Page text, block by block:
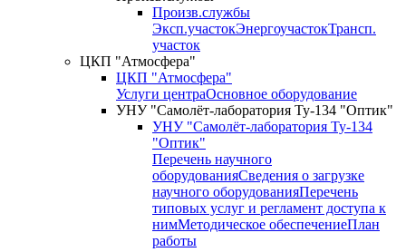
Произв.службы
Эксп.участокЭнергоучастокТрансп.
участок
ЦКП "Атмосфера"
ЦКП "Атмосфера"
Услуги центраОсновное оборудование
УНУ "Самолёт-лаборатория Ту-134 "Оптик"
УНУ "Самолёт-лаборатория Ту-134
"Оптик"
Перечень научного
оборудованияСведения о загрузке
научного оборудованияПеречень
типовых услуг и регламент доступа к
нимМетодическое обеспечениеПлан
работы